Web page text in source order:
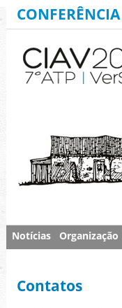
Notícias Organização
Contatos